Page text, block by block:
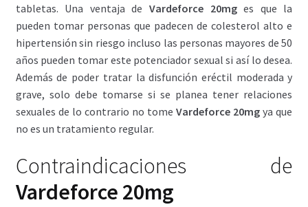
tabletas. Una ventaja de Vardeforce 20mges que la
pueden tomar personas que padecen de colesterol alto e
hipertensión sin riesgo incluso las personas mayores de 50
años pueden tomar este potenciador sexual si así lo desea.
Además de poder tratar la disfunción eréctil moderada y
grave, solo debe tomarse si se planea tener relaciones
sexuales de lo contrario no tomeVardeforce 20mg ya que
no es un tratamiento regular.
Contraindicaciones de
Vardeforce 20mg